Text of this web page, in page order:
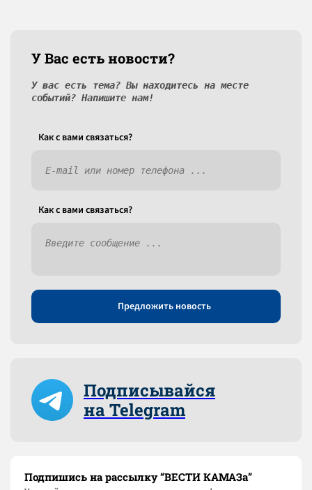
У Вас есть новости?
У вас есть тема? Вы находитесь на месте
событий? Напишите нам!
Как c вами связаться?
Как c вами связаться?
Предложить новость
Подписывайся
на Telegram
Подпишись на рассылку “ВЕСТИ КАМАЗа”